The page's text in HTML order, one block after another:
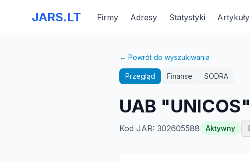
JARS.LT Firmy Adresy Statystyki Artykuły
← Powrót do wyszukiwania
Przegląd Finanse SODRA
UAB "UNICOS"
Kod JAR: 302605588 Aktywny